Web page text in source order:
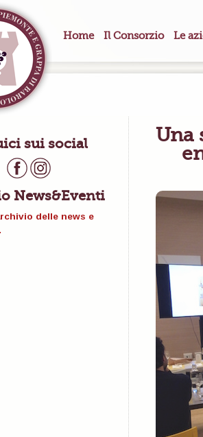
Home Il Consorzio Le
sui social
News&Eventi
delle news e
Una